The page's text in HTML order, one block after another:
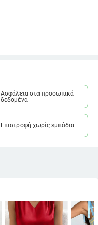
Ασφάλεια στα προσωπικά
δεδομένα
Επιστροφή χωρίς εμπόδια